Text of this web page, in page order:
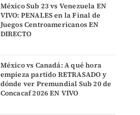
México Sub 23 vs Venezuela EN
VIVO: PENALES en la Final de
Juegos Centroamericanos EN
DIRECTO
México vs Canadá: A qué hora
empieza partido RETRASADO y
dónde ver Premundial Sub 20 de
Concacaf 2026 EN VIVO